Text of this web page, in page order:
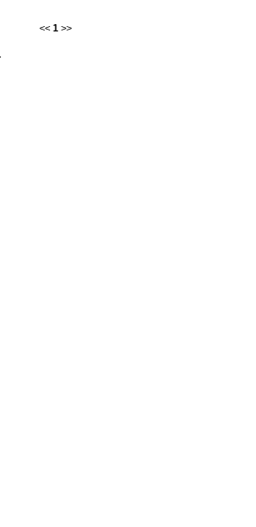
<< 1 >>